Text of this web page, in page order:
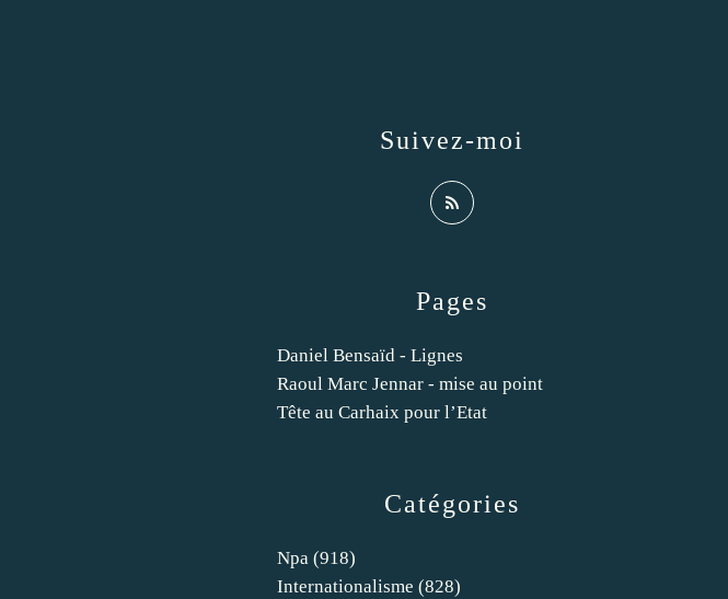
Catégories
Npa (918)
Internationalisme (828)
Pages
Daniel Bensaïd - Lignes
Raoul Marc Jennar - mise au point
Tête au Carhaix pour l’Etat
Suivez-moi